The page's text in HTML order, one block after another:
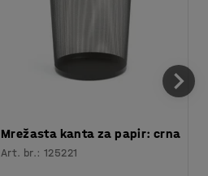
Mrežasta kanta za papir: crna
Art. br.:125221